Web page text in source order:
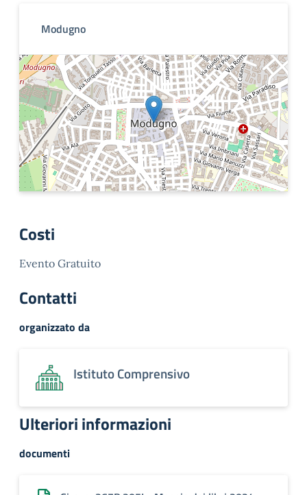
Modugno
Costi
Evento Gratuito
Contatti
organizzato da
Istituto Comprensivo
Ulteriori informazioni
documenti